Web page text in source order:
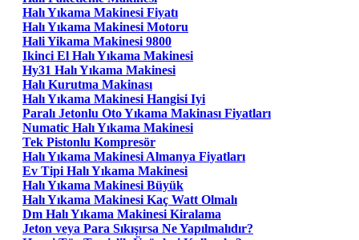
Halı Yıkama Makinesi Fiyatı
Halı Yıkama Makinesi Motoru
Hali Yikama Makinesi 9800
Ikinci El Halı Yıkama Makinesi
Hy31 Halı Yıkama Makinesi
Halı Kurutma Makinası
Halı Yıkama Makinesi Hangisi Iyi
Paralı Jetonlu Oto Yıkama Makinası Fiyatları
Numatic Halı Yıkama Makinesi
Tek Pistonlu Kompresör
Halı Yıkama Makinesi Almanya Fiyatları
Ev Tipi Halı Yıkama Makinesi
Halı Yıkama Makinesi Büyük
Halı Yıkama Makinesi Kaç Watt Olmalı
Dm Halı Yıkama Makinesi Kiralama
Jeton veya Para Sıkışırsa Ne Yapılmalıdır?